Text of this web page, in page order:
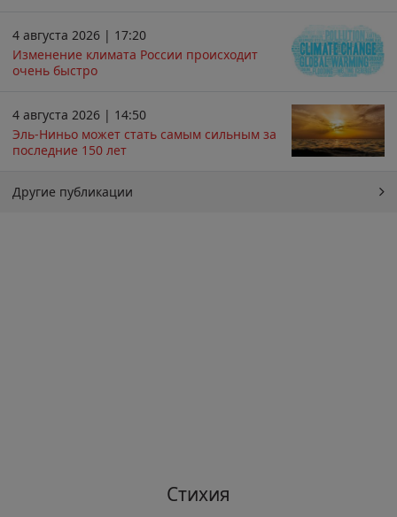
4 августа 2026 | 17:20
Изменение климата России происходит
очень быстро
4 августа 2026 | 14:50
Эль-Ниньо может стать самым сильным за
последние 150 лет
Другие публикации
Стихия